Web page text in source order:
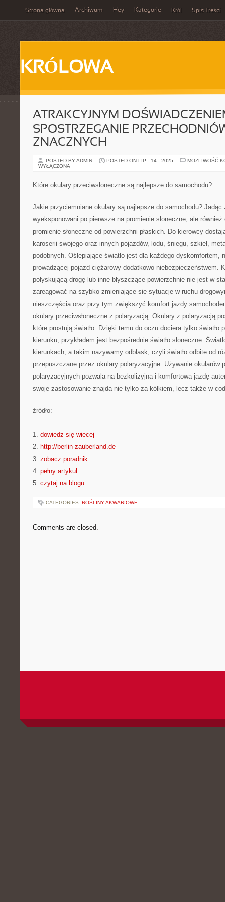
Strona główna Archiwum Hey Kategorie Król Spis Treści
KRÓLOWA
ATRAKCYJNYM
SPOSTRZEGANIE
ZNACZNYCH
POSTED BY ADMIN POSTED ON LIP - 14 - 2025
MOŻLIWOŚĆ
WYŁĄCZONA
Które okulary przeciwsłoneczne są najlepsze do samochodu?
Jakie przyciemniane okulary są najlepsze do samochodu?
wyeksponowani po pierwsze na promienie słoneczne, ale również
promienie słoneczne od powierzchni płaskich. Do kierowcy
karoserii swojego oraz innych pojazdów, lodu, śniegu, szkieł,
podobnych. Oślepiające światło jest dla każdego dyskomfortem,
prowadzącej pojazd ciężarowy dodatkowo niebezpieczeństwem.
połyskującą drogę lub inne błyszczące powierzchnie nie jest w
zareagować na szybko zmieniające się sytuacje w ruchu
nieszczęścia oraz przy tym zwiększyć komfort jazdy
okulary przeciwsłoneczne z polaryzacją. Okulary z polaryzacją
które prostują światło. Dzięki temu do oczu dociera tylko światło
kierunku, przykładem jest bezpośrednie światło słoneczne.
kierunkach, a takim nazywamy odblask, czyli światło odbite od
przepuszczane przez okulary polaryzacyjne. Używanie okularów
polaryzacyjnych pozwala na bezkolizyjną i komfortową jazdę
swoje zastosowanie znajdą nie tylko za kółkiem, lecz także w
źródło:
———————————
1. dowiedz się więcej
2. http://berlin-zauberland.de
3. zobacz poradnik
4. pełny artykuł
5. czytaj na blogu
CATEGORIES: ROŚLINY AKWARIOWE
Comments are closed.